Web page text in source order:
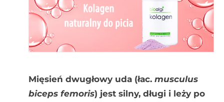
Mięsień dwugłowy uda (łac. musculus
biceps femoris) jest silny, długi i leży po